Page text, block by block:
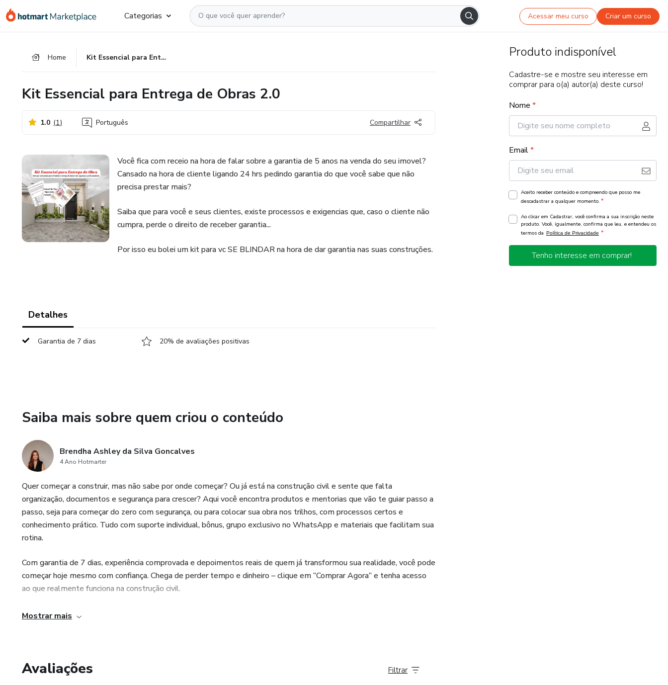
para
para
para
Categorias Acessar meu curso Criar um curso
Home Kit Essencial para Entrega de Obras 2.0
Kit Essencial para Entrega de Obras 2.0
1.0 (1) Português Compartilhar
Você fica com receio na hora de falar sobre a garantia de 5 anos na venda do seu imovel?
Cansado na hora de cliente ligando 24 hrs pedindo garantia do que você sabe que não
precisa prestar mais?
Saiba que para você e seus clientes, existe processos e exigencias que, caso o cliente não
cumpra, perde o direito de receber garantia...
Por isso eu bolei um kit para vc SE BLINDAR na hora de dar garantia nas suas construções.
Detalhes
Garantia de 7 dias 20% de avaliações positivas
Saiba mais sobre quem criou o conteúdo
Brendha Ashley da Silva Goncalves
4 Ano Hotmarter
Quer começar a construir, mas não sabe por onde começar? Ou já está na construção civil e sente que falta
organização, documentos e segurança para crescer? Aqui você encontra produtos e mentorias que vão te guiar passo a
passo, seja para começar do zero com segurança, ou para colocar sua obra nos trilhos, com processos certos e
conhecimento prático. Tudo com suporte individual, bônus, grupo exclusivo no WhatsApp e materiais que facilitam sua
rotina.
Com garantia de 7 dias, experiência comprovada e depoimentos reais de quem já transformou sua realidade, você pode
começar hoje mesmo com confiança. Chega de perder tempo e dinheiro – clique em “Comprar Agora” e tenha acesso
ao que realmente funciona na construção civil.
Mostrar mais
Avaliações Filtrar
Produto indisponível
Cadastre-se e mostre seu interesse em
comprar para o(a) autor(a) deste curso!
Nome *
Email*
Aceito receber conteúdo e compreendo que posso me
descadastrar a qualquer momento. *
Ao clicar em Cadastrar, você confirma a sua inscrição neste
produto. Você, igualmente, confirma que leu, e entendeu os
termos da Política de Privacidade *
Tenho interesse em comprar!